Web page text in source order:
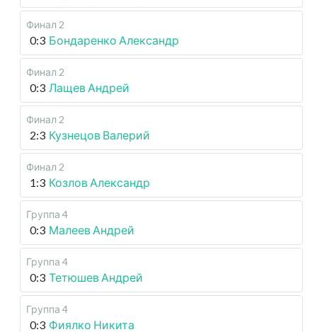
Финал 2
0:3 Бондаренко Александр
Финал 2
0:3 Лащев Андрей
Финал 2
2:3 Кузнецов Валерий
Финал 2
1:3 Козлов Александр
Группа 4
0:3 Малеев Андрей
Группа 4
0:3 Тетюшев Андрей
Группа 4
0:3 Фиялко Никита